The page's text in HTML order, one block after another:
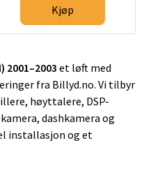
Kjøp
2001–2003 et løft med
fra Billyd.no. Vi tilbyr
høyttalere, DSP-
dashkamera og
installasjon og et